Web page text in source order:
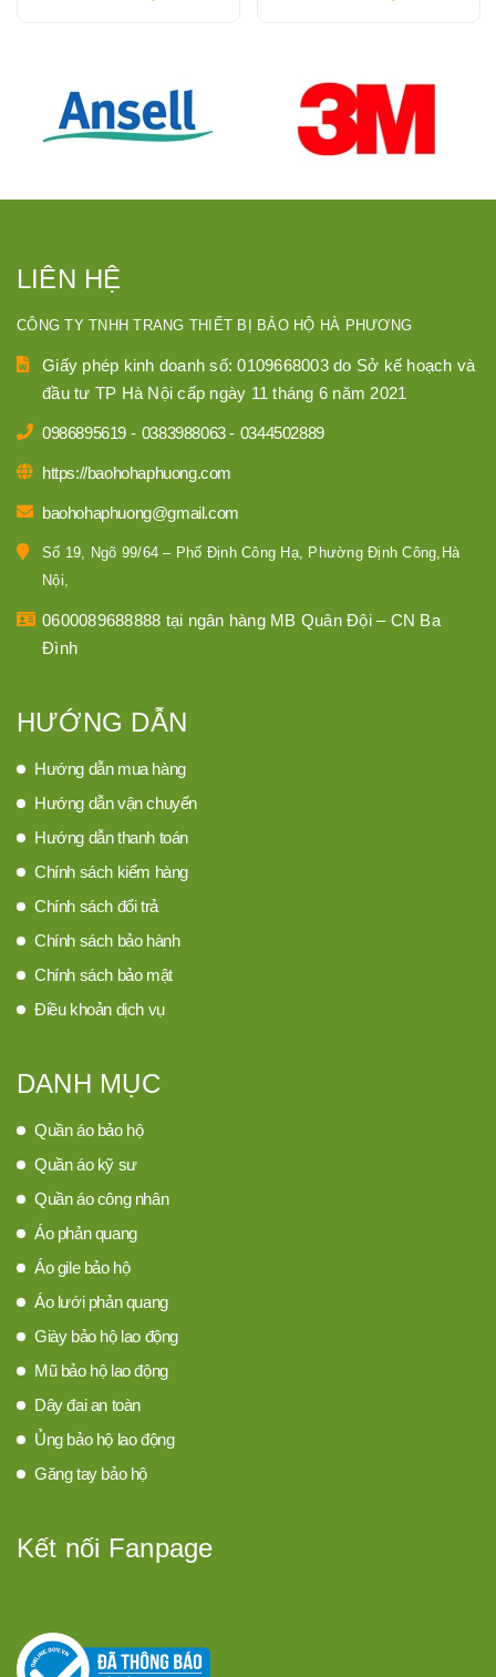
LIÊN HỆ
CÔNG TY TNHH TRANG THIẾT BỊ BẢO HỘ HÀ PHƯƠNG
Giấy phép kinh doanh số: 0109668003 do Sở kế hoạch và
đầu tư TP Hà Nội cấp ngày 11 tháng 6 năm 2021
0986895619 - 0383988063- 0344502889
https://baohohaphuong.com
baohohaphuong@gmail.com
Số 19, Ngõ 99/64 – Phố Định Công Hạ, Phường Định Công,Hà
Nội,
0600089688888 tại ngân hàng MB Quân Đội – CN Ba
Đình
HƯỚNG DẪN
Hướng dẫn mua hàng
Hướng dẫn vận chuyển
Hướng dẫn thanh toán
Chính sách kiểm hàng
Chính sách đổi trả
Chính sách bảo hành
Chính sách bảo mật
Điều khoản dịch vụ
DANH MỤC
Quần áo bảo hộ
Quần áo kỹ sư
Quần áo công nhân
Áo phản quang
Áo gile bảo hộ
Áo lưới phản quang
Giày bảo hộ lao động
Mũ bảo hộ lao động
Dây đai an toàn
Ủng bảo hộ lao động
Găng tay bảo hộ
Kết nối Fanpage